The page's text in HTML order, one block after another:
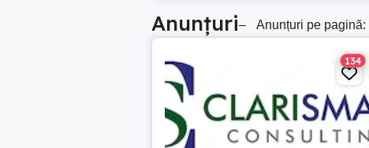
Anunțuri– Anunțuri pe pagină:
134